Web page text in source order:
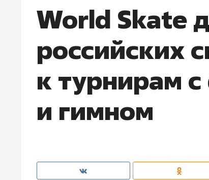
World Skate
российских
к турнирам
и гимном